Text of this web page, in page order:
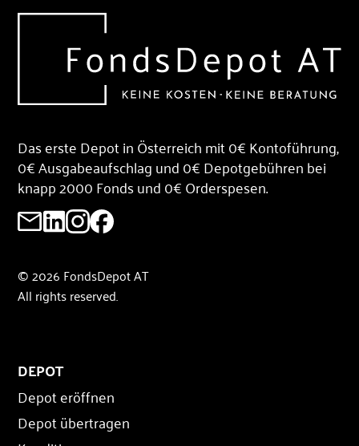
Das erste Depot in Österreich mit 0€ Kontoführung,
0€ Ausgabeaufschlag und 0€ Depotgebühren bei
knapp 2000 Fonds und 0€ Orderspesen.
© 2026 FondsDepot AT
All rights reserved.
DEPOT
Depot eröffnen
Depot übertragen